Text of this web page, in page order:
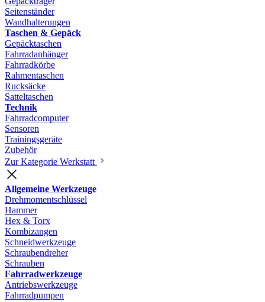
Seitenständer
Wandhalterungen
Taschen & Gepäck
Gepäcktaschen
Fahrradanhänger
Fahrradkörbe
Rahmentaschen
Rucksäcke
Satteltaschen
Technik
Fahrradcomputer
Sensoren
Trainingsgeräte
Zubehör
Zur Kategorie Werkstatt
Allgemeine Werkzeuge
Drehmomentschlüssel
Hammer
Hex & Torx
Kombizangen
Schneidwerkzeuge
Schraubendreher
Schrauben
Fahrradwerkzeuge
Antriebswerkzeuge
Fahrradpumpen